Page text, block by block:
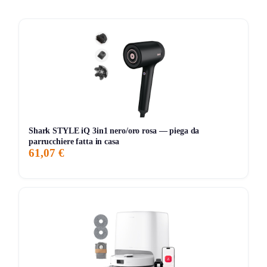
potenza di aspirazione da 25.000 Pa, grazie al motore ad
alta velocità e al design interno ottimizzato. Il sistema
garantisce che i capelli e i peli non si
attacchino alle spazzole, mentre la tecnologia
consente una pulizia accurata vicino ai bordi e agli angoli.
offre svuotamento
automatico, asciugatura ad aria calda e lavaggio con acqua
calda a 75°C, rendendo la manutenzione del robot un gioco
da ragazzi. Inoltre, il sistema
Potenza di aspirazione eccezionale per una pulizia
Shark STYLE iQ 3in1 nero/oro rosa — piega da
parrucchiere fatta in casa
61,07 €